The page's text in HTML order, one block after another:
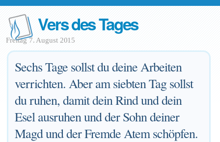
Vers des Tages
Freitag 7. August 2015
Sechs Tage sollst du deine Arbeiten
verrichten. Aber am siebten Tag sollst
du ruhen, damit dein Rind und dein
Esel ausruhen und der Sohn deiner
Magd und der Fremde Atem schöpfen.